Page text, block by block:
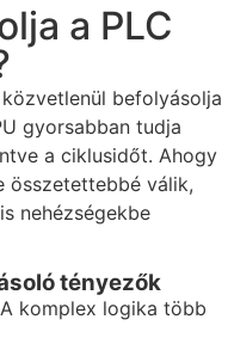
a PLC
befolyásolja
gyorsabban tudja
a ciklusidőt. Ahogy
összetettebbé válik,
nehézségekbe
tényezők
komplex logika több